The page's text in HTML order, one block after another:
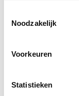
Noodzakelijk
Voorkeuren
Statistieken
licht van de
ongetwijfeld
Let op de